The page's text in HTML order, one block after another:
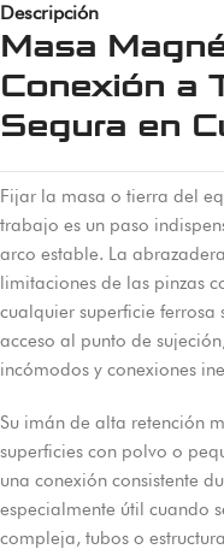
Descripción
Masa
Conexión a
Segura en
Fijar la masa o tierra del
trabajo es un paso
arco estable. La
limitaciones de las pinzas
cualquier superficie
acceso al punto de
incómodos y conexiones
Su imán de alta retención
superficies con polvo o
una conexión consistente
especialmente útil cuando
compleja, tubos o